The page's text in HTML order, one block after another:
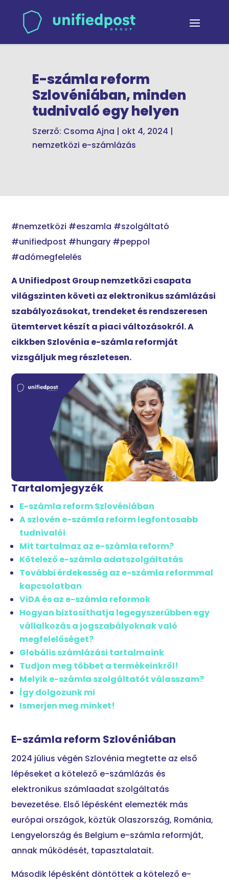
E-számla reform
Szlovéniában, minden
tudnivaló egy helyen
Szerző: Csoma Ajna | okt 4, 2024 |
nemzetközi e-számlázás
#nemzetközi #eszamla #szolgáltató
#unifiedpost #hungary #peppol
#adómegfelelés
A Unifiedpost Group nemzetközi csapata
világszinten követi az elektronikus számlázási
szabályozásokat, trendeket és rendszeresen
ütemtervet készít a piaci változásokról. A
cikkben Szlovénia e-számla reformját
vizsgáljuk meg részletesen.
Tartalomjegyzék
E-számla reform Szlovéniában
A szlovén e-számla reform legfontosabb
tudnivalói
Mit tartalmaz az e-számla reform?
Kötelező e-számla adatszolgáltatás
További érdekesség az e-számla reformmal
kapcsolatban
ViDA és az e-számla reformok
Hogyan biztosíthatja legegyszerűbben egy
vállalkozás a jogszabályoknak való
megfelelőséget?
Globális számlázási tartalmaink
Tudjon meg többet a termékeinkről!
Melyik e-számla szolgáltatót válasszam?
Így dolgozunk mi
Ismerjen meg minket!
E-számla reform Szlovéniában
2024 július végén Szlovénia megtette az első
lépéseket a kötelező e-számlázás és
elektronikus számlaadat szolgáltatás
bevezetése. Első lépésként elemezték más
európai országok, köztük Olaszország, Románia,
Lengyelország és Belgium e-számla reformját,
annak működését, tapasztalatait.
Második lépésként döntöttek a kötelező e-